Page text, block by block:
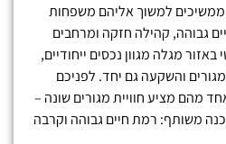
ממשיכים למשוך אליהם משפחות
גבוהה, קהילה חזקה ומרחבים
מגלה מגוון נכסים ייחודיים,
והשקעה גם יחד. לפניכם
מהם מציע חוויית מגורים שונה –
משותף: רמת חיים גבוהה וקרבה